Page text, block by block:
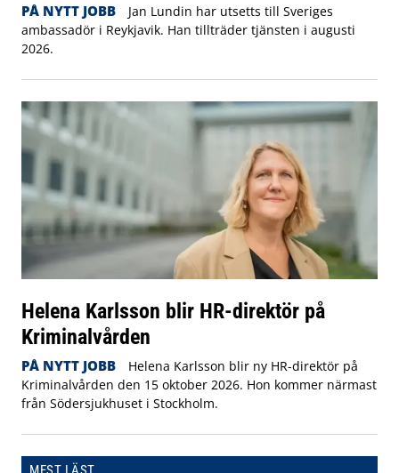
PÅ NYTT JOBB
Jan Lundin har utsetts till Sveriges
ambassadör i Reykjavik. Han tillträder tjänsten i augusti
2026.
Helena Karlsson blir HR-direktör på
Kriminalvården
PÅ NYTT JOBB
Helena Karlsson blir ny HR-direktör på
Kriminalvården den 15 oktober 2026. Hon kommer närmast
från Södersjukhuset i Stockholm.